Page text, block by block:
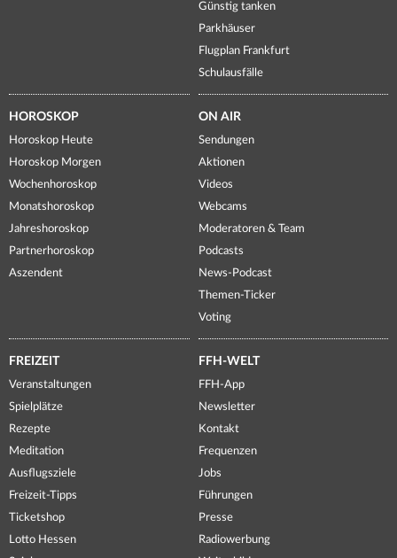
Günstig tanken
Parkhäuser
Flugplan Frankfurt
Schulausfälle
HOROSKOP
Horoskop Heute
Horoskop Morgen
Wochenhoroskop
Monatshoroskop
Jahreshoroskop
Partnerhoroskop
Aszendent
ON AIR
Sendungen
Aktionen
Videos
Webcams
Moderatoren & Team
Podcasts
News-Podcast
Themen-Ticker
Voting
FREIZEIT
Veranstaltungen
Spielplätze
Rezepte
Meditation
Ausflugsziele
Freizeit-Tipps
Ticketshop
Lotto Hessen
FFH-WELT
FFH-App
Newsletter
Kontakt
Frequenzen
Jobs
Führungen
Presse
Radiowerbung